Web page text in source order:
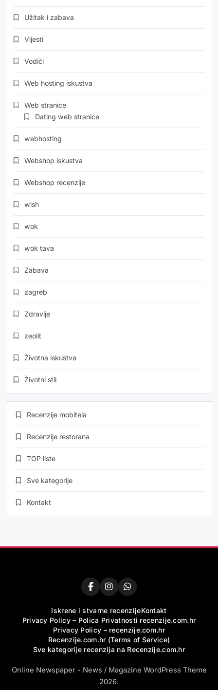
Užitak i zabava
Vijesti
Vodiči
Web hosting iskustva
Web stranice
Dating web stranice
webhosting
Webshop iskustva
Webshop recenzije
wish
wok
wok tava
Zabava
zagreb
Zdravlje
zeolit
Životna iskustva
Životni stil
Recenzije mobitela
Recenzije restorana
TOP liste
Sve kategorije
Kontakt
Iskrene i stvarne recenzijeKontakt
Privacy Policy – Polica Privatnosti recenzije.com.hr
Privacy Policy – recenzije.com.hr
Recenzije.com.hr (Terms of Service)
Sve kategorije recenzija na Recenzije.com.hr
Online Newspaper - News / Magazine WordPress Theme
2026.